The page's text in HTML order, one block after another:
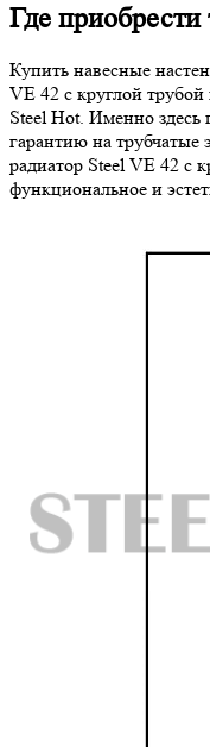
Где приобрести
Купить навесные
VE 42 с круглой
Steel Hot. Именно здесь
гарантию на трубчатые
радиатор Steel VE 42 с
функциональное и